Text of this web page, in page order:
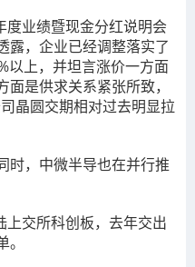
业绩暨现金分红说明会
露，企业已经调整落实了
以上，并坦言涨价一方面
是供求关系紧张所致，
晶圆交期相对过去明显拉
时，中微半导也在并行推
交所科创板，去年交出